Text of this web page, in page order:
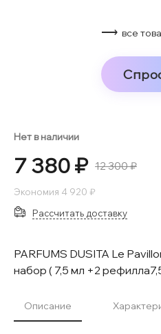
⟶ все
Нет в наличии
7 380 ₽ 12 300 ₽
Экономия 4 920 ₽
Рассчитать доставку
PARFUMS DUSITA Le
набор ( 7,5 мл +2
Описание